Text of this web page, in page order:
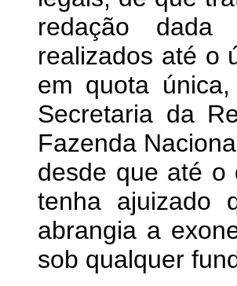
redação dada
realizados até o
em quota
Secretaria da
Fazenda
desde que até o
tenha ajuizado
abrangia a
sob qualquer